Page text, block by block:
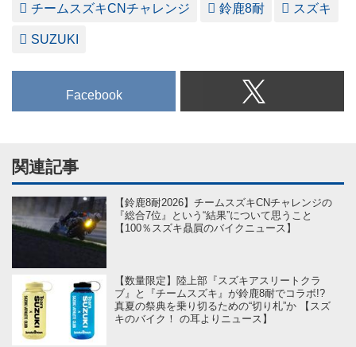
チームスズキCNチャレンジ 鈴鹿8耐 スズキ
SUZUKI
Facebook
関連記事
【鈴鹿8耐2026】チームスズキCNチャレンジの
『総合7位』という“結果”について思うこと
【100％スズキ贔屓のバイクニュース】
【数量限定】陸上部『スズキアスリートクラ
ブ』と『チームスズキ』が鈴鹿8耐でコラボ!?
真夏の祭典を乗り切るための“切り札”か 【スズ
キのバイク！ の耳よりニュース】